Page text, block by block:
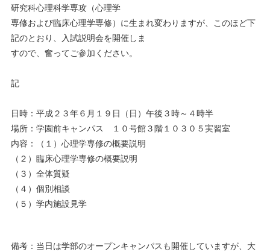
English 資料請求
研究科心理科学専攻（心理学
専修および臨床心理学専修）に生まれ変わりますが、このほど下
記のとおり、入試説明会を開催しま
すので、奮ってご参加ください。
記
日時：平成２３年６月１９日（日）午後３時～４時半
場所：学園前キャンパス １０号館３階１０３０５実習室
内容：（１）心理学専修の概要説明
（２）臨床心理学専修の概要説明
（３）全体質疑
（４）個別相談
（５）学内施設見学
備考：当日は学部のオープンキャンパスも開催していますが、大